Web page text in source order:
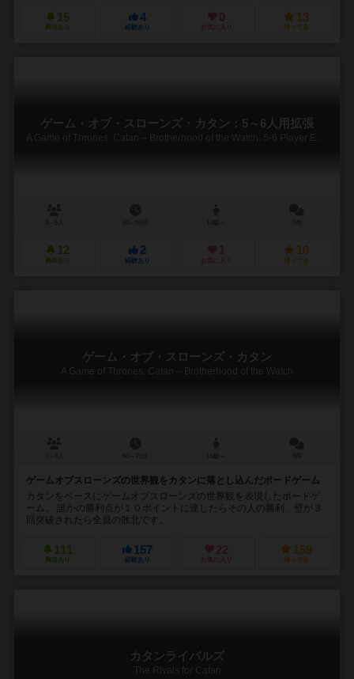
15
興味あり
4
経験あり
0
お気に入り
13
持ってる
ゲーム・オブ・スローンズ・カタン：5～6人用拡張
12
興味あり
2
経験あり
1
お気に入り
10
持ってる
ゲーム・オブ・スローンズ・カタン
A Game of Thrones: Catan – Brotherhood of the Watch
ゲームオブスローンズの世界観をカタンに落とし込んだボードゲーム
カタンをベースにゲームオブスローンズの世界観を表現したボードゲ
ーム。 誰かの勝利点が１０ポイントに達したらその人の勝利、壁が３
回突破されたら全員の敗北です。
111
興味あり
157
経験あり
22
お気に入り
159
持ってる
カタンライバルズ
The Rivals for Catan